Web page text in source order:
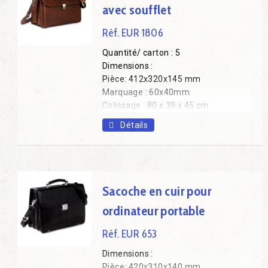
avec soufflet
Réf. EUR 1806
Quantité/ carton : 5
Dimensions :
Pièce: 412x320x145 mm
Marquage : 60x40mm
Colissage : 80 x 39 x 45 cm
Poids colis : 10 kg.
Détails
Sacoche en cuir pour
ordinateur portable
Réf. EUR 653
Dimensions :